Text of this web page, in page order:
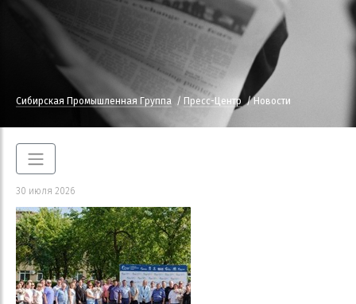
Сибирская Промышленная Группа Пресс-Центр Новости
30 июля 2026